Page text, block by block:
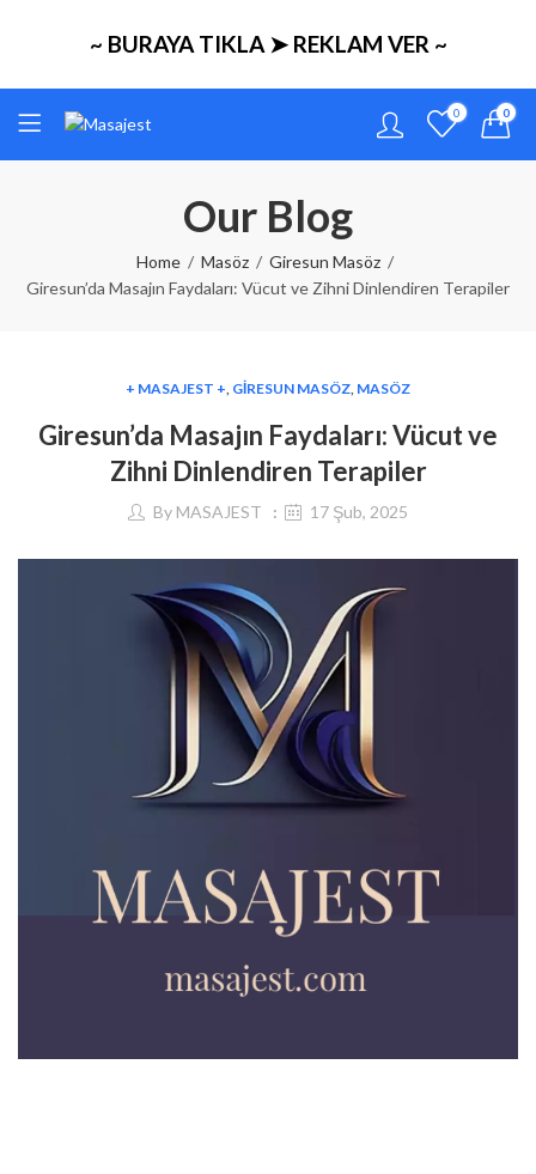
~ BURAYA TIKLA ➤ REKLAM VER ~
0 0
Our Blog
Home Masöz
Giresun Masöz
Giresun’da Masajın Faydaları: Vücut ve Zihni Dinlendiren Terapiler
+ MASAJEST +, GIRESUN MASÖZ, MASÖZ
Giresun’da Masajın Faydaları: Vücut ve
Zihni Dinlendiren Terapiler
By MASAJEST 17 Şub, 2025